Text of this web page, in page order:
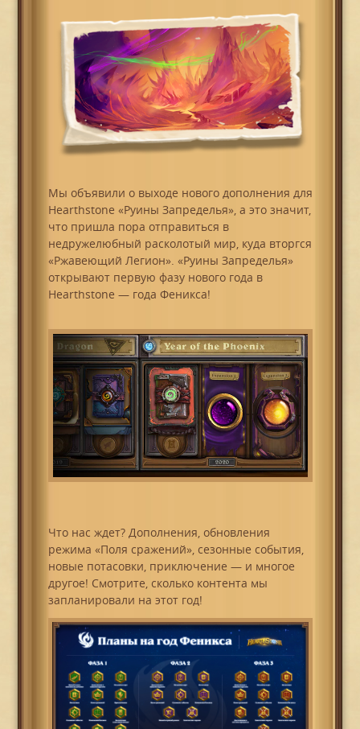
Мы объявили о выходе нового дополнения для
Hearthstone «Руины Запределья», а это значит,
что пришла пора отправиться в
недружелюбный расколотый мир, куда вторгся
«Ржавеющий Легион». «Руины Запределья»
открывают первую фазу нового года в
Hearthstone — года Феникса!
Что нас ждет? Дополнения, обновления
режима «Поля сражений», сезонные события,
новые потасовки, приключение — и многое
другое! Смотрите, сколько контента мы
запланировали на этот год!